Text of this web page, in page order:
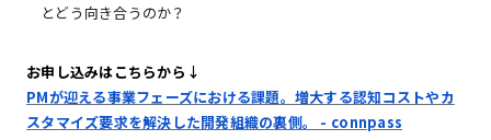
とどう向き合うのか？
お申し込みはこちらから↓
PMが迎える事業フェーズにおける課題。増大する認知コストやカ
スタマイズ要求を解決した開発組織の裏側。 - connpass